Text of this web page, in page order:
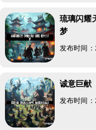
琉璃闪耀
梦
发布时间
诚意巨献
发布时间